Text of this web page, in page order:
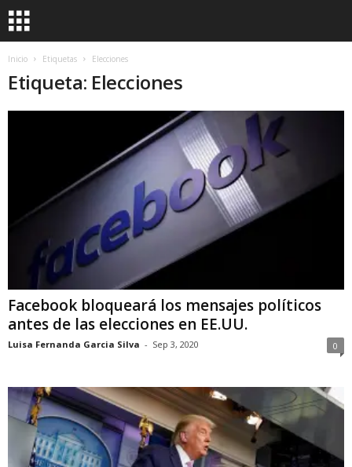
Inicio Etiquetas Elecciones
Etiqueta: Elecciones
Facebook bloqueará los mensajes políticos
antes de las elecciones en EE.UU.
Luisa Fernanda Garcia Silva - Sep 3, 2020 0